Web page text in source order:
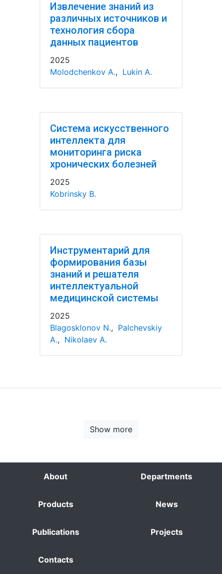
Извлечение знаний из
различных источников и
технология сбора
данных пациентов
2025
Molodchenkov A., Lukin A.
Система искусственного
интеллекта для
мониторинга риска
хронических болезней
2025
Kobrinsky B.
Инструментарий для
формирования базы
знаний и решателя
интеллектуальной
медицинской системы
2025
Blagosklonov N., Palchevskiy
A., Nikolaev A.
Show more
About Departments
Products News
Publications Projects
Contacts